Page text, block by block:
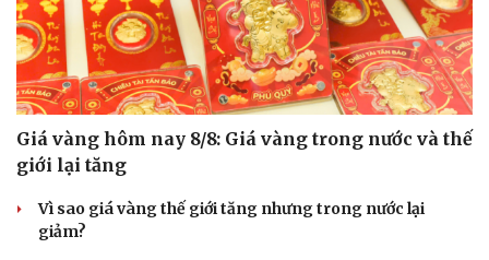
Giá vàng hôm nay 8/8: Giá vàng trong nước và thế
giới lại tăng
Vì sao giá vàng thế giới tăng nhưng trong nước lại
giảm?